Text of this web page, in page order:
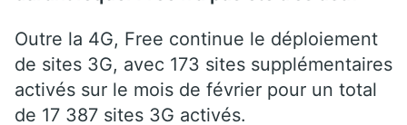
Outre la 4G, Free continue le déploiement
de sites 3G, avec 173 sites supplémentaires
activés sur le mois de février pour un total
de 17 387 sites 3G activés.